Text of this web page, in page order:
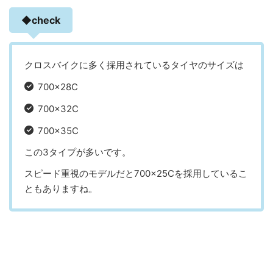
◆check
クロスバイクに多く採用されているタイヤのサイズは
700×28C
700×32C
700×35C
この3タイプが多いです。
スピード重視のモデルだと700×25Cを採用しているこ
ともありますね。